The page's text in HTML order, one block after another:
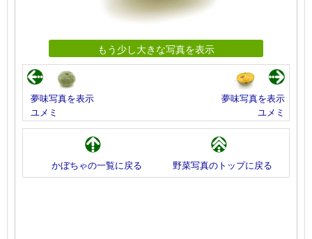
もう少し大きな写真を表示
夢味写真を表示
ユメミ
夢味写真を表示
ユメミ
かぼちゃの一覧に戻る 野菜写真のトップに戻る